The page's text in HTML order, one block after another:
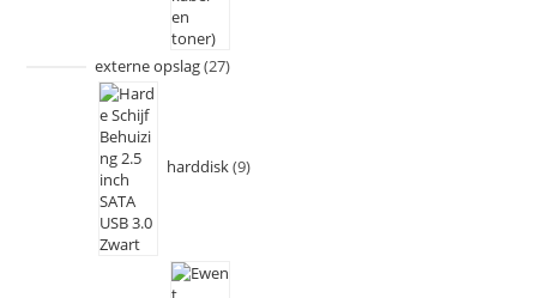
externe opslag 27
harddisk 9